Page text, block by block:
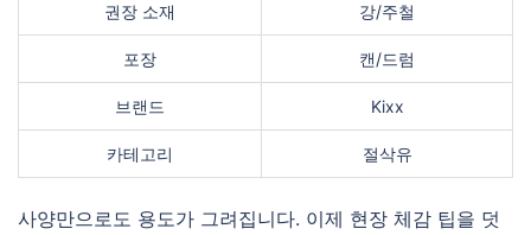
권장 소재 강/주철
포장 캔/드럼
브랜드 Kixx
카테고리 절삭유
사양만으로도 용도가 그려집니다. 이제 현장 체감 팁을 덧